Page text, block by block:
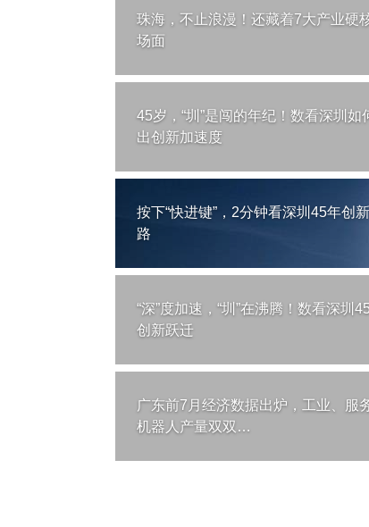
珠海，不止浪漫！还藏着7大产业硬
场面
45岁，“圳”是闯的年纪！数看深圳如
出创新加速度
按下“快进键”，2分钟看深圳45年创
路
“深”度加速，“圳”在沸腾！数看深圳
创新跃迁
广东前7月经济数据出炉，工业、服
机器人产量双双…